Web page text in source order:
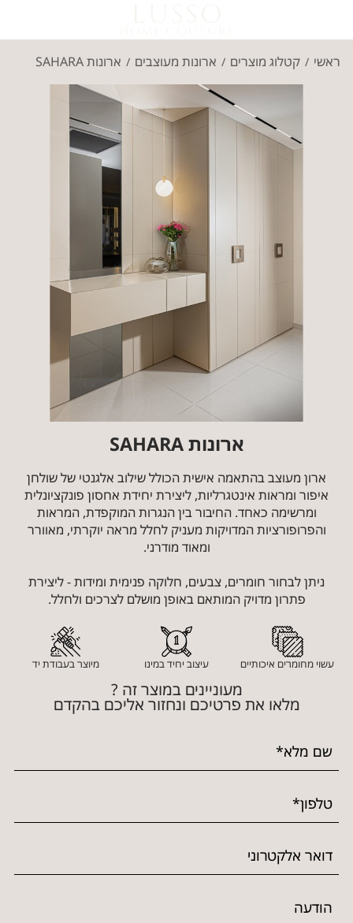
ראשי / קטלוג מוצרים / ארונות מעוצבים / ארונות SAHARA
ארונות SAHARA
ארון מעוצב בהתאמה אישית הכולל שילוב אלגנטי של שולחן
איפור ומראות אינטגרליות, ליצירת יחידת אחסון פונקציונלית
ומרשימה כאחד. החיבור בין הנגרות המוקפדת, המראות
והפרופורציות המדויקות מעניק לחלל מראה יוקרתי, מאוורר
ומאוד מודרני.
ניתן לבחור חומרים, צבעים, חלוקה פנימית ומידות - ליצירת
פתרון מדויק המותאם באופן מושלם לצרכים ולחלל.
עשוי מחומרים איכותיים עיצוב יחיד במינו מיוצר בעבודת יד
מעוניינים במוצר זה ?
מלאו את פרטיכם ונחזור אליכם בהקדם